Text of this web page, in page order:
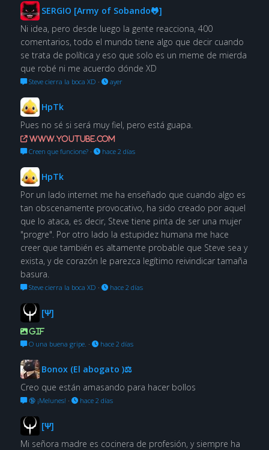
SERGIO [Army of Sobando🐸]
Ni idea, pero desde luego la gente reacciona, 400
comentarios, todo el mundo tiene algo que decir cuando
se trata de política y eso que solo es un meme de mierda
que robé ni me acuerdo dónde XD
Steve cierra la boca XD · ayer
HpTk
Pues no sé si será muy fiel, pero está guapa.
www.youtube.com
Creen que funcione?· hace 2 días
HpTk
Por un lado internet me ha enseñado que cuando algo es
tan obscenamente provocativo, ha sido creado por aquel
que lo ataca, es decir, Steve tiene pinta de ser una mujer
"progre". Por otro lado la estupidez humana me hace
creer que también es altamente probable que Steve sea y
exista, y de corazón le parezca legítimo reivindicar tamaña
basura.
Steve cierra la boca XD · hace 2 días
[Ψ]
GIF
O una buena gripe. · hace 2 días
Bonox (El abogato )⚖
Creo que están amasando para hacer bollos
🔞 ¡Melunes! · hace 2 días
[Ψ]
Mi señora madre es cocinera de profesión, y siempre ha